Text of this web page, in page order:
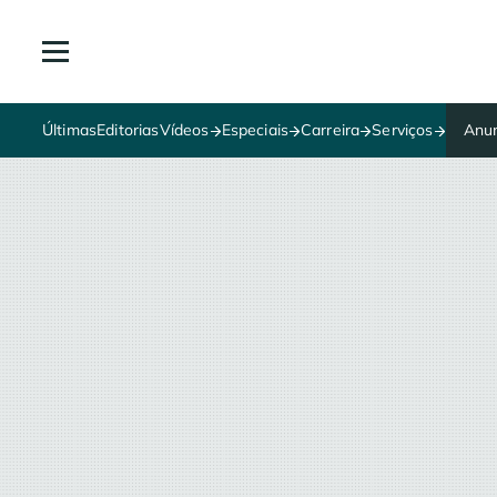
ÚltimasEditoriasVídeos Especiais Carreira Serviços